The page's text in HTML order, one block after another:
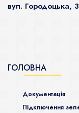
вул. Городоцька,
ГОЛОВНА
Документація
Підключення